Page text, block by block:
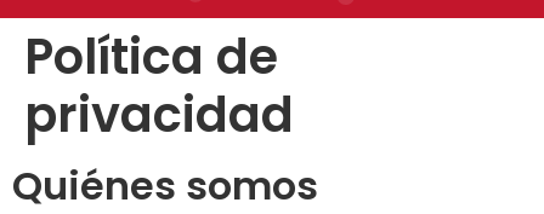
Política de
privacidad
Quiénes somos